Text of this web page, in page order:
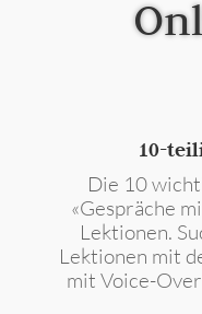
10-
Die 10
«Gespräche
Lektionen.
Lektionen mit
mit Voice-